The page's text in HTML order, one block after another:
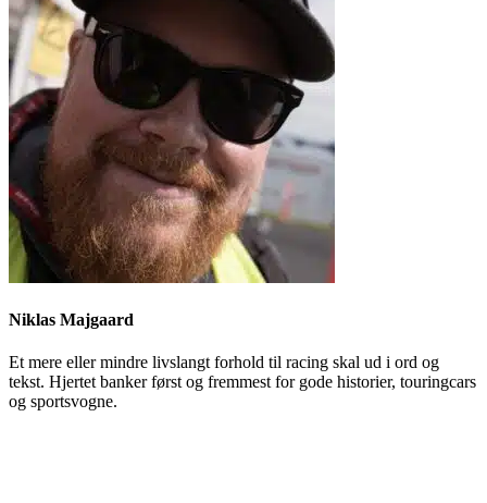
Niklas Majgaard
Et mere eller mindre livslangt forhold til racing skal ud i ord og
tekst. Hjertet banker først og fremmest for gode historier, touringcars
og sportsvogne.